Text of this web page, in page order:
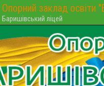
Опорний заклад освіти
Баришівський ліцей